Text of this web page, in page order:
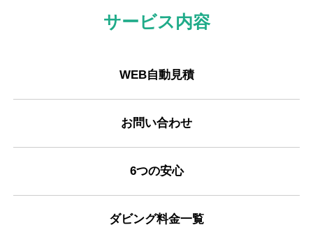
サービス内容
WEB自動見積
お問い合わせ
6つの安心
ダビング料金一覧